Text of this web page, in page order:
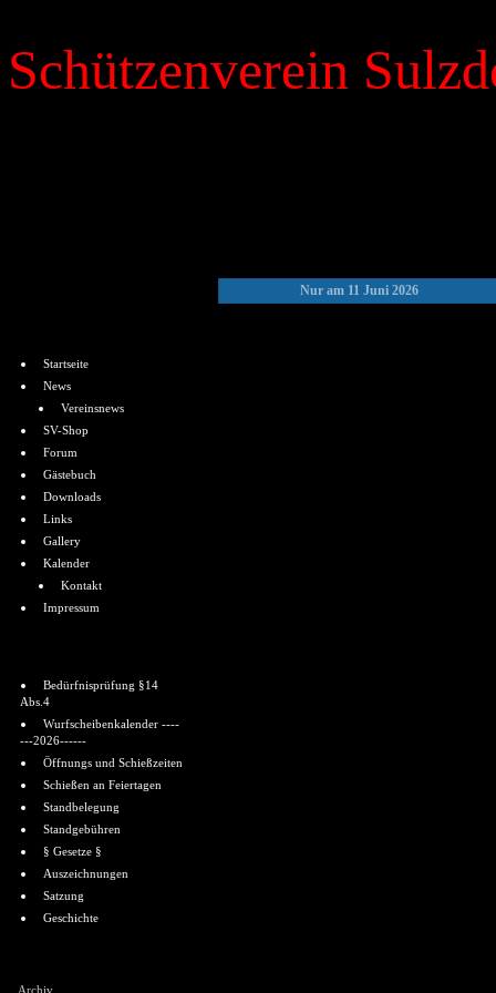
Schützenverein
Startseite
News
Vereinsnews
SV-Shop
Forum
Gästebuch
Downloads
Links
Gallery
Kalender
Kontakt
Impressum
Bedürfnisprüfung §14
Abs.4
Wurfscheibenkalender ----
---2026------
Öffnungs und Schießzeiten
Schießen an Feiertagen
Standbelegung
Standgebühren
§ Gesetze §
Auszeichnungen
Satzung
Geschichte
Archiv
Nur am 11 Juni 2026